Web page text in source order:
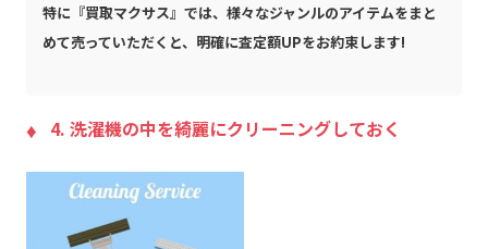
特に『買取マクサス』では、様々なジャンルのアイテムをまと
めて売っていただくと、明確に査定額UPをお約束します!
4. 洗濯機の中を綺麗にクリーニングしておく